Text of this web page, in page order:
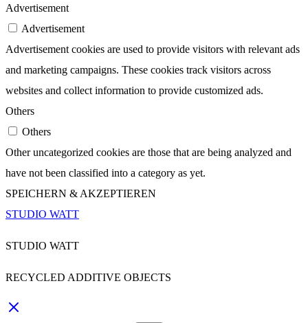
Advertisement
Advertisement
Advertisement cookies are used to provide visitors with relevant ads
and marketing campaigns. These cookies track visitors across
websites and collect information to provide customized ads.
Others
Others
Other uncategorized cookies are those that are being analyzed and
have not been classified into a category as yet.
SPEICHERN & AKZEPTIEREN
STUDIO WATT
STUDIO WATT
RECYCLED ADDITIVE OBJECTS